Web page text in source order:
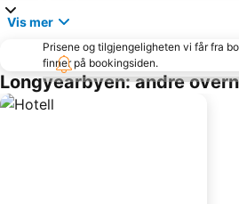
Vis mer
Prisene og tilgjengeligheten vi får fra
finner på bookingsiden.
Longyearbyen: andre